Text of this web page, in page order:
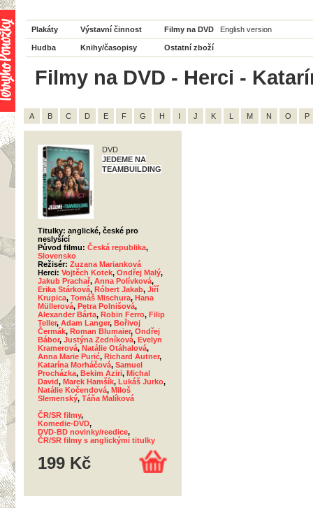
Plakáty Výstavní činnost Filmy na DVD English version
Hudba Knihy/časopisy Ostatní zboží
Filmy na DVD - Herci -
A B C D E F G H I J K L M N O P
DVD
JEDEME NA
TEAMBUILDING
Titulky: anglické, české pro
neslyšící
Původ filmu: Česká republika,
Slovensko
Režisér: Zuzana Marianková
Herci: Vojtěch Kotek, Ondřej Malý,
Jakub Prachař, Anna Polívková,
Erika Stárková, Róbert Jakab, Jiří
Krupica, Tomáš Mischura, Hana
Müllerová, Petra Polnišová,
Alexander Bárta, Robin Ferro, Filip
Teller, Adam Langer, Bořivoj
Čermák, Roman Blumaier, Ondřej
Bábor, Justýna Zedníková, Evelyn
Kramerová, Natálie Otáhalová,
Anna Marie Purić, Richard Autner,
Katarína Morháčová, Samuel
Procházka, Bekim Aziri, Michal
David, Marek Hamšík, Lukáš Jurko,
Natálie Kočendová, Miloš
Slemenský, Táňa Malíková
ČR/SR filmy,
Komedie-DVD,
DVD-BD novinky/reedice,
ČR/SR filmy s anglickými titulky
199 Kč